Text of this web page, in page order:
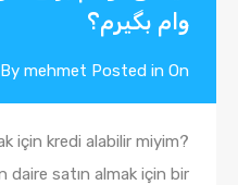
وام بگیرم؟
By mehmet Posted in On
için kredi alabilir miyim?
daire satın almak için bir